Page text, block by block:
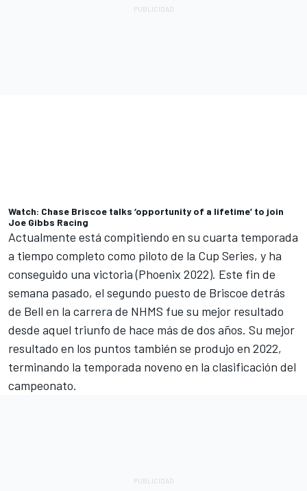
Watch: Chase Briscoe talks ‘opportunity of a lifetime’ to join
Joe Gibbs Racing
Actualmente está compitiendo en su cuarta temporada
a tiempo completo como piloto de la Cup Series, y ha
conseguido una victoria (Phoenix 2022). Este fin de
semana pasado, el segundo puesto de Briscoe detrás
de Bell en la carrera de NHMS fue su mejor resultado
desde aquel triunfo de hace más de dos años. Su mejor
resultado en los puntos también se produjo en 2022,
terminando la temporada noveno en la clasificación del
campeonato.